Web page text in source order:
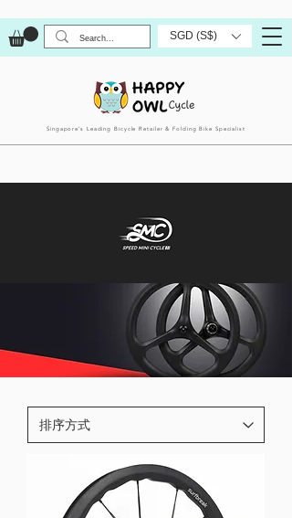
SGD (S$)
Singapore’s Leading Bicycle Retailer & Folding Bike Specialist